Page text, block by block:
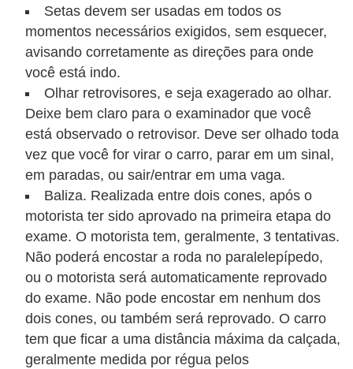
Setas devem ser usadas em todos os
momentos necessários exigidos, sem esquecer,
avisando corretamente as direções para onde
você está indo.
Olhar retrovisores, e seja exagerado ao olhar.
Deixe bem claro para o examinador que você
está observado o retrovisor. Deve ser olhado toda
vez que você for virar o carro, parar em um sinal,
em paradas, ou sair/entrar em uma vaga.
Baliza. Realizada entre dois cones, após o
motorista ter sido aprovado na primeira etapa do
exame. O motorista tem, geralmente, 3 tentativas.
Não poderá encostar a roda no paralelepípedo,
ou o motorista será automaticamente reprovado
do exame. Não pode encostar em nenhum dos
dois cones, ou também será reprovado. O carro
tem que ficar a uma distância máxima da calçada,
geralmente medida por régua pelos
g
u
r
n
ç
a
s
e
g
u
r
o
s